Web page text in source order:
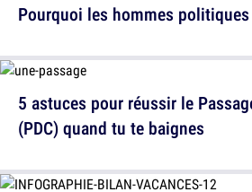
Pourquoi les hommes
5 astuces pour réussir le
(PDC) quand tu te baignes